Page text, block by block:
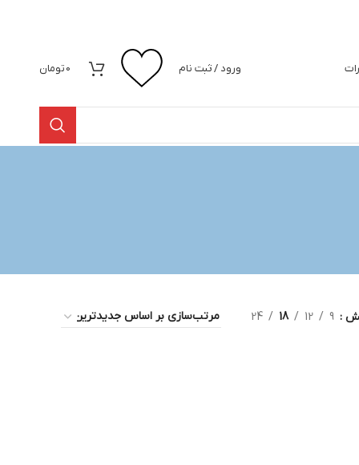
ورود / ثبت نام 0تومان
9
12
18
24